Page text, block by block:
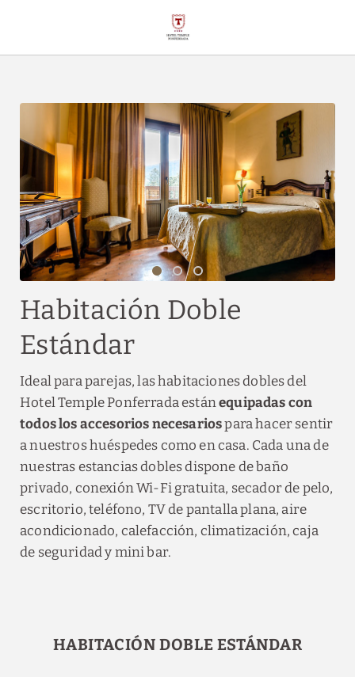
Habitación Doble
Estándar
Ideal para parejas, las habitaciones dobles del
Hotel Temple Ponferrada estánequipadas con
todos los accesorios necesariospara hacer sentir
a nuestros huéspedes como en casa. Cada una de
nuestras estancias dobles dispone de baño
privado, conexión Wi-Fi gratuita, secador de pelo,
escritorio, teléfono, TV de pantalla plana, aire
acondicionado, calefacción, climatización, caja
de seguridad y mini bar.
HABITACIÓN DOBLE ESTÁNDAR